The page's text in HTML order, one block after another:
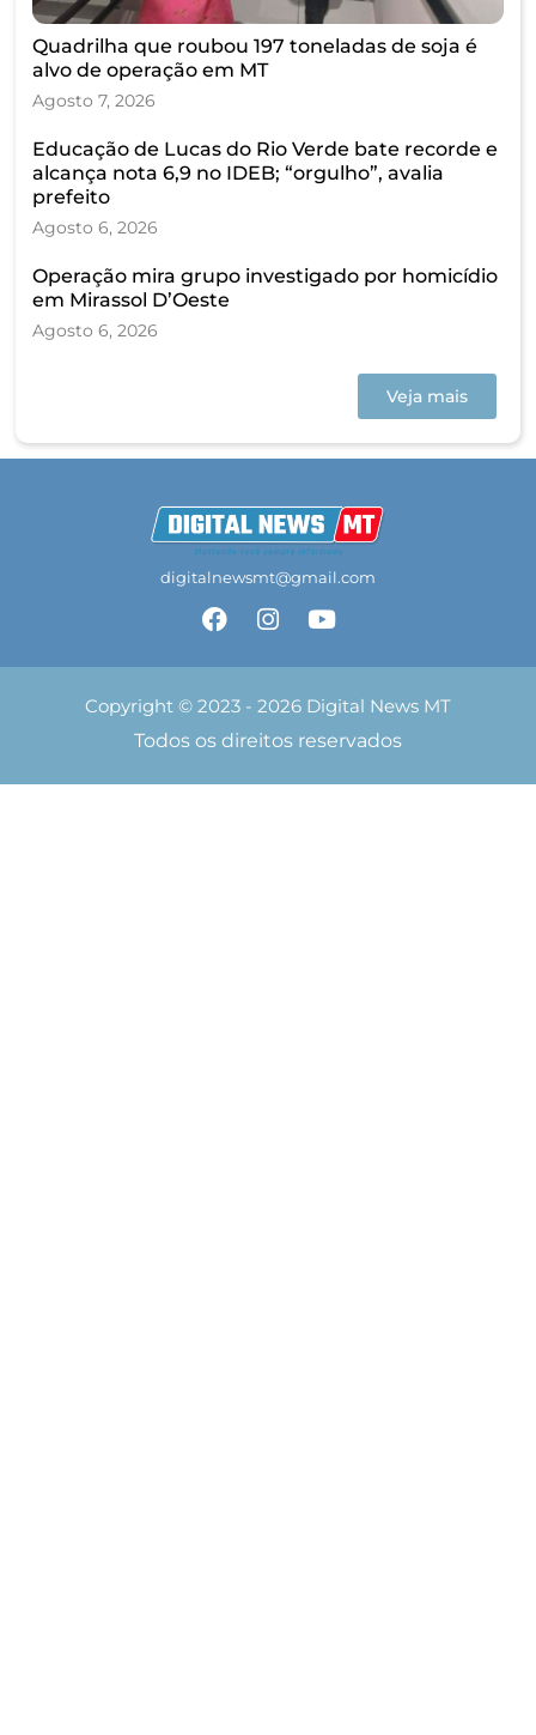
Quadrilha que roubou 197 toneladas de soja é
alvo de operação em MT
Agosto 7, 2026
Educação de Lucas do Rio Verde bate recorde e
alcança nota 6,9 no IDEB; “orgulho”, avalia
prefeito
Agosto 6, 2026
Operação mira grupo investigado por homicídio
em Mirassol D’Oeste
Agosto 6, 2026
Veja mais
digitalnewsmt@gmail.com
Copyright © 2023 - 2026 Digital News MT
Todos os direitos reservados